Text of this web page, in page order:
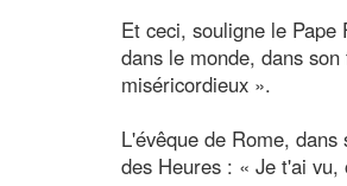
Et ceci, souligne le
dans le monde, dans
miséricordieux ».
L'évêque de Rome,
des Heures : « Je t'ai